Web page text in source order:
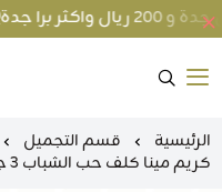
الرئيسية قسم التجميل
كريم مينا كلف حب الشباب 3 جرام